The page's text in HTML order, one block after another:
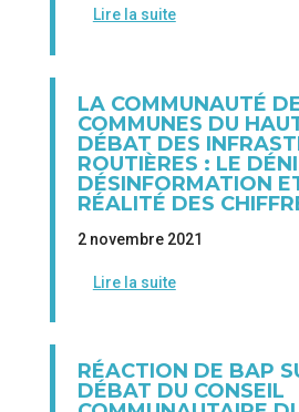
Lire la suite
LA COMMUNAUTÉ
COMMUNES DU
DÉBAT DES
ROUTIÈRES : LE
DÉSINFORMATION
RÉALITÉ DES
2 novembre 2021
Lire la suite
RÉACTION DE BAP
DÉBAT DU CONSEIL